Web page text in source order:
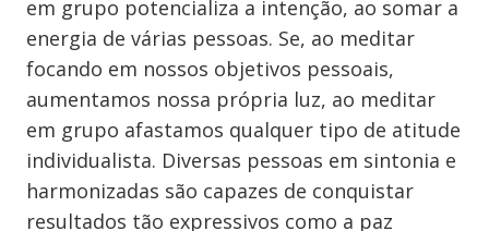
em grupo potencializa a intenção, ao somar a
energia de várias pessoas. Se, ao meditar
focando em nossos objetivos pessoais,
aumentamos nossa própria luz, ao meditar
em grupo afastamos qualquer tipo de atitude
individualista. Diversas pessoas em sintonia e
harmonizadas são capazes de conquistar
resultados tão expressivos como a paz